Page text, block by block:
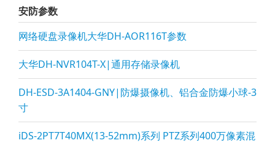
安防参数
网络硬盘录像机大华DH-AOR116T参数
大华DH-NVR104T-X|通用存储录像机
DH-ESD-3A1404-GNY|防爆摄像机、铝合金防爆小球-3
寸
iDS-2PT7T40MX(13-52mm)系列 PTZ系列400万像素混